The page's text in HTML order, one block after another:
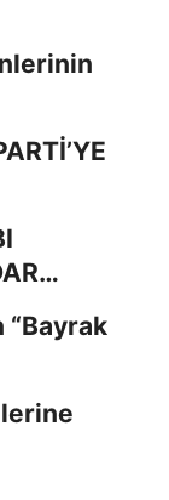
Mİ
“Bayrak